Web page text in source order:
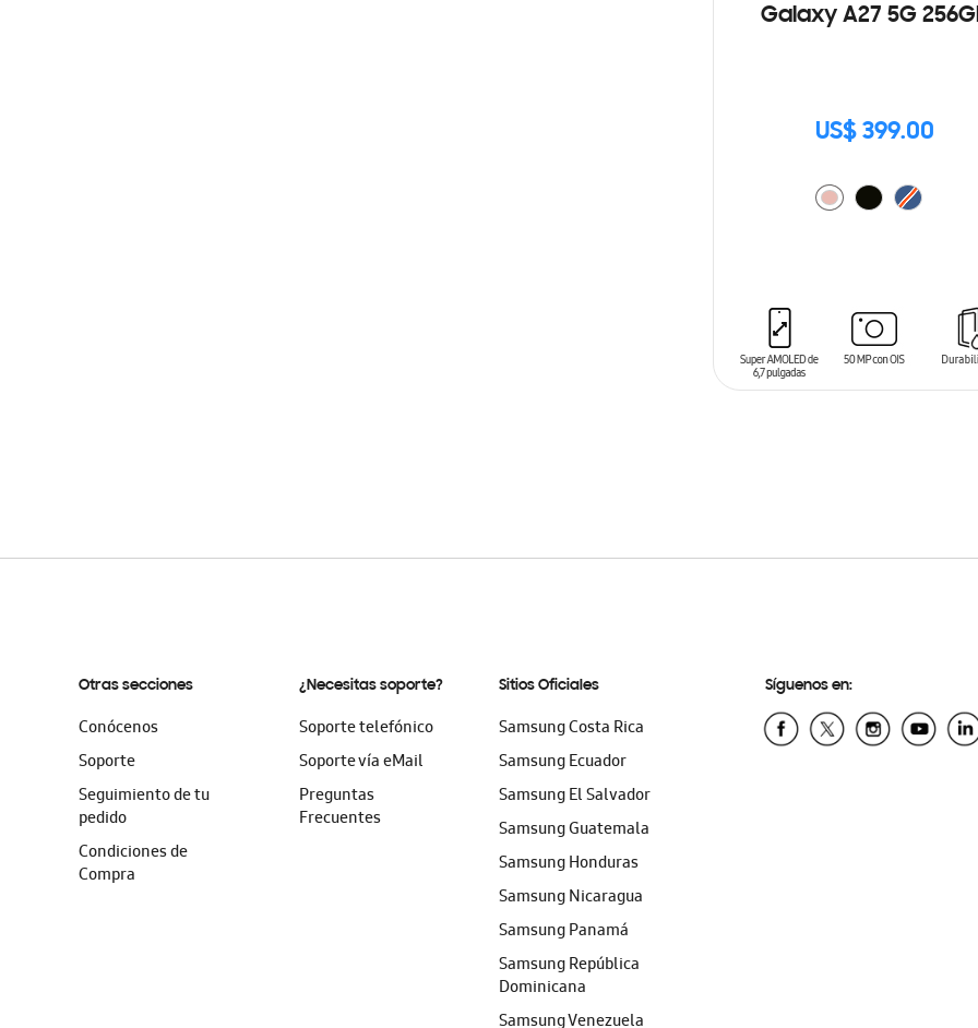
Galaxy A27 5G
US$ 399.00
Otras secciones
Conócenos
Soporte
Seguimiento de tu
pedido
Condiciones de
Compra
¿Necesitas soporte?
Soporte telefónico
Soporte vía eMail
Preguntas
Frecuentes
Sitios Oficiales
Samsung Costa Rica
Samsung Ecuador
Samsung El Salvador
Samsung Guatemala
Samsung Honduras
Samsung Nicaragua
Samsung Panamá
Samsung República
Dominicana
Samsung Venezuela
Síguenos en: